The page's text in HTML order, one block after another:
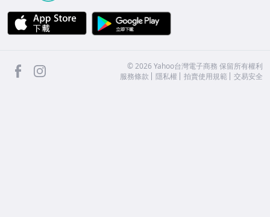
APP Store
facebook ©2026 Yahoo台灣電子商務 保留所有權利
服務條款
隱私權 拍賣使用規範 交易安全